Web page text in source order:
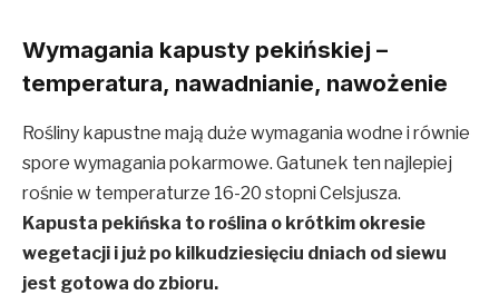
Wymagania kapusty pekińskiej –
temperatura, nawadnianie, nawożenie
Rośliny kapustne mają duże wymagania wodne i równie
spore wymagania pokarmowe. Gatunek ten najlepiej
rośnie w temperaturze 16-20 stopni Celsjusza.
Kapusta pekińska to roślina o krótkim okresie
wegetacji i już po kilkudziesięciu dniach od siewu
jest gotowa do zbioru.